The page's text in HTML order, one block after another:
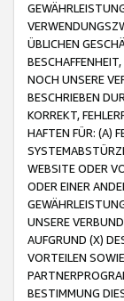
ÜBLICHEN
NOCH UNSERE
BESCHRIEBEN
KORREKT,
HAFTEN FÜR: (A)
WEBSITE ODER
ODER EINER
UNSERE
AUFGRUND (X)
VORTEILEN
BESTIMMUNG